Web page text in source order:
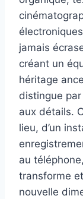
jamais
créant un
héritage
distingue
aux détails.
lieu, d’un
au
transforme
nouvelle